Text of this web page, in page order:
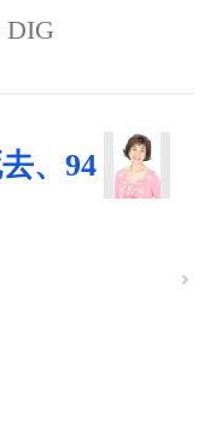
DIG
、94